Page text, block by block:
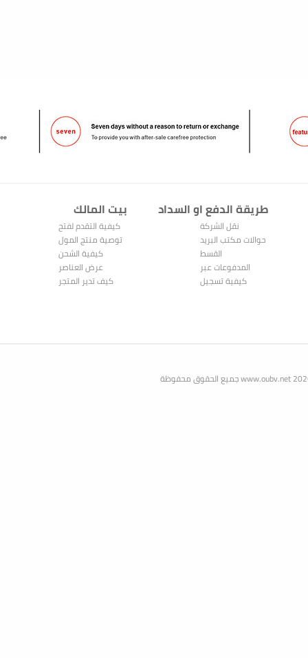
مركز المساعدة
Oubv Privacy Policy
تعليمات استبدال
النقاط
قواعد النقاط
عرض العناصر
المشتراة
أريد شراء
بيت المالك
كيفية التقدم لفتح
متجر
توصية منتج المول
عرض العناصر
المباعة
كيف تدير المتجر